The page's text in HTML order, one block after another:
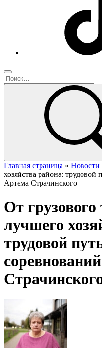
Главная страница » Новости
хозяйства района: трудовой
Артема Страчинского
От грузового
лучшего
трудовой